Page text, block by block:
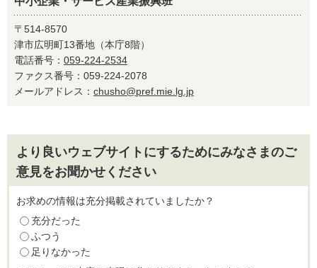
〒514-8570
津市広明町13番地（本庁8階）
電話番号： 059-224-2534
ファクス番号：059-224-2078
メールアドレス： chusho@pref.mie.lg.jp
より良いウェブサイトにするためにみなさまのご
意見をお聞かせください
お求めの情報は充分掲載されていましたか？
充分だった
ふつう
足りなかった